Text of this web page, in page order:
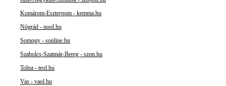
Komárom-Esztergom - kemma.hu
Nógrád - nool.hu
Somogy - sonline.hu
Szabolcs-Szatmár-Bereg - szon.hu
Tolna - teol.hu
Vas - vaol.hu